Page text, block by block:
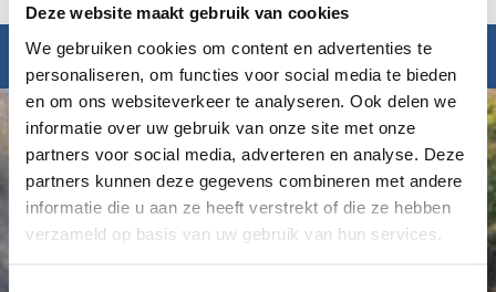
Deze website maakt gebruik van cookies
We gebruiken cookies om content en advertenties te
personaliseren, om functies voor social media te bieden
en om ons websiteverkeer te analyseren. Ook delen we
informatie over uw gebruik van onze site met onze
partners voor social media, adverteren en analyse. Deze
partners kunnen deze gegevens combineren met andere
informatie die u aan ze heeft verstrekt of die ze hebben
verzameld op basis van uw gebruik van hun services.
Inspiratie nodig?